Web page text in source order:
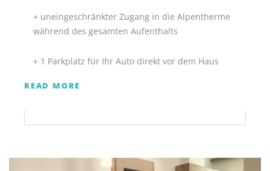
+ uneingeschränkter Zugang in die Alpentherme
während des gesamten Aufenthalts
+ 1 Parkplatz für Ihr Auto direkt vor dem Haus
READ MORE